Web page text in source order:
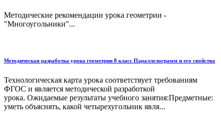
Методические рекомендации урока геометрии -
"Многоугольники"...
Методическая разработка урока геометрии 8 класс Параллелограмм и его свойства
Технологическая карта урока соответствует требованиям
ФГОС и является методической разработкой
урока. Ожидаемые результаты учебного занятия:Предметные:
уметь объяснять, какой четырехугольник явля...